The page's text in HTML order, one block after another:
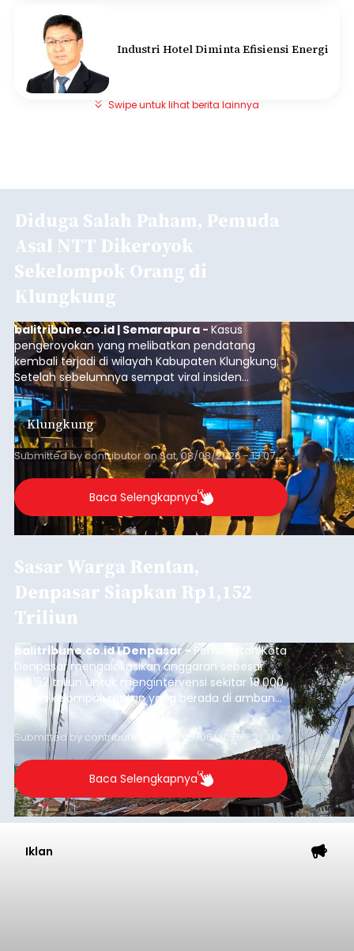
Industri Hotel Diminta Efisiensi Energi
Swipe untuk lihat berita lainnya
Diduga Salah Paham, Pemuda
Asal NTT Dikeroyok
Sekelompok Orang di
Klungkung
balitribune.co.id | Semarapura -Kasus
pengeroyokan yang melibatkan pendatang
kembali terjadi di wilayah Kabupaten Klungkung.
Setelah sebelumnya sempat viral insiden
keributan di barat Pasar Galiran, peristiwa serupa
kini menimpa seorang pemuda asal Kabupaten
Sumba Barat Daya (SBD), Nusa Tenggara Timur
(NTT).
Klungkung
Submitted bycontributoronSat, 08/08/2026 - 13:07
Baca Selengkapnya
Sasar Warga Rentan,
Denpasar Siapkan Rp1,152
Triliun
balitribune.co.id I Denpasar - Pemerintah Kota
Denpasar mengalokasikan anggaran sebesar
Rp1,152 triliun untuk mengintervensi sekitar 18.000
warga kelompok rentan yang berada di ambang
garis kemiskinan. Langkah strategis ini diambil
guna menjaga masyarakat yang berada pada
kelompok desil 5 dan 6 tersebut agar tidak
merosot ke kategori miskin.
Submitted by contributor Thu, 08/06/2026 - 21:31
Baca Selengkapnya
Iklan